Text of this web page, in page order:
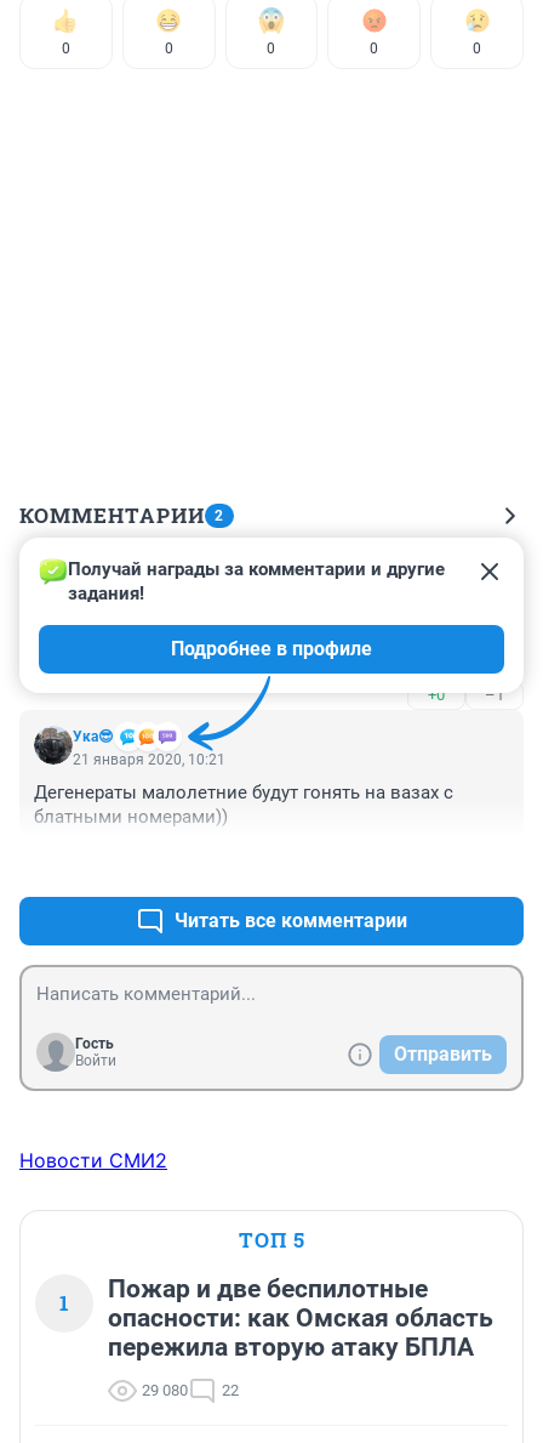
0 0 0 0 0
КОММЕНТАРИИ 2
Гость
21 января 2020, 13:18
Как вы достали со своими заголовками! Не
выставИЛИ, а выставЯТ!!!
+0 –1
Ука😎
Получай награды за комментарии и другие
задания!
Подробнее в профиле
21 января 2020, 10:21
Дегенераты малолетние будут гонять на вазах с
блатными номерами))
Читать все комментарии
Гость
Войти
Отправить
Новости СМИ2
ТОП 5
1
Пожар и две беспилотные
опасности: как Омская область
пережила вторую атаку БПЛА
29 080 22